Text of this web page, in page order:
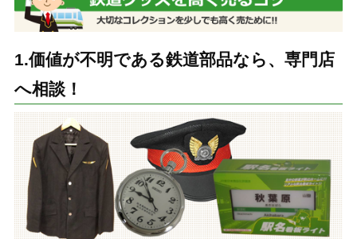
1.価値が不明である鉄道部品なら、専門店
へ相談！